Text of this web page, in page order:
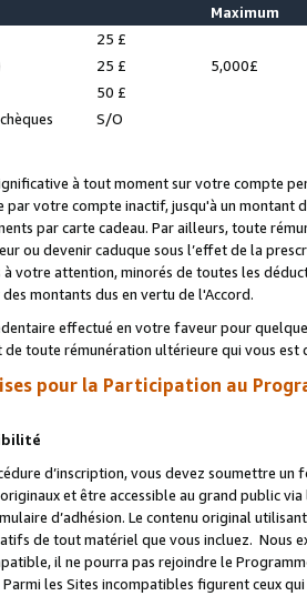
Maximum
25 £
25 £
5,000£
50 £
S/O
à tout moment sur votre compte
par votre compte inactif, jusqu'à un montant
par carte cadeau. Par ailleurs, toute
ou devenir caduque sous l’effet de la
à votre attention, minorés de toutes les
montants dus en vertu de l'Accord.
effectué en votre faveur pour
de toute rémunération ultérieure qui vous est
pour la Participation au
d’inscription, vous devez soumettre
et être accessible au grand public
d’adhésion. Le contenu original
de tout matériel que vous incluez. Nous
il ne pourra pas rejoindre le
les Sites incompatibles figurent ceux